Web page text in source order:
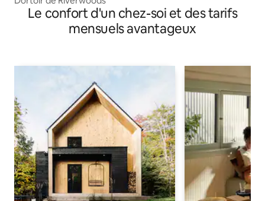
Le confort d'un chez-soi et des tarifs
mensuels avantageux